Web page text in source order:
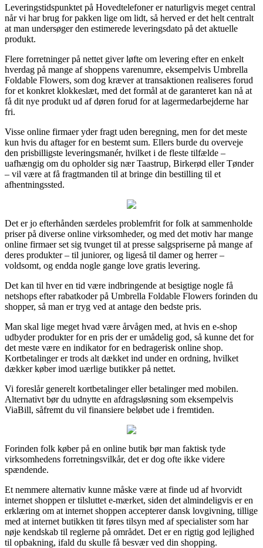
Leveringstidspunktet på Hovedtelefoner er naturligvis meget central
når vi har brug for pakken lige om lidt, så herved er det helt centralt
at man undersøger den estimerede leveringsdato på det aktuelle
produkt.
Flere forretninger på nettet giver løfte om levering efter en enkelt
hverdag på mange af shoppens varenumre, eksempelvis Umbrella
Foldable Flowers, som dog kræver at transaktionen realiseres forud
for et konkret klokkeslæt, med det formål at de garanteret kan nå at
få dit nye produkt ud af døren forud for at lagermedarbejderne har
fri.
Visse online firmaer yder fragt uden beregning, men for det meste
kun hvis du aftager for en bestemt sum. Ellers burde du overveje
den prisbilligste leveringsmanér, hvilket i de fleste tilfælde –
uafhængig om du opholder sig nær Taastrup, Birkerød eller Tønder
– vil være at få fragtmanden til at bringe din bestilling til et
afhentningssted.
Det er jo efterhånden særdeles problemfrit for folk at sammenholde
priser på diverse online virksomheder, og med det motiv har mange
online firmaer set sig tvunget til at presse salgspriserne på mange af
deres produkter – til juniorer, og ligeså til damer og herrer –
voldsomt, og endda nogle gange love gratis levering.
Det kan til hver en tid være indbringende at besigtige nogle få
netshops efter rabatkoder på Umbrella Foldable Flowers forinden du
shopper, så man er tryg ved at antage den bedste pris.
Man skal lige meget hvad være årvågen med, at hvis en e-shop
udbyder produkter for en pris der er umådelig god, så kunne det for
det meste være en indikator for en bedragerisk online shop.
Kortbetalinger er trods alt dækket ind under en ordning, hvilket
dækker køber imod uærlige butikker på nettet.
Vi foreslår generelt kortbetalinger eller betalinger med mobilen.
Alternativt bør du udnytte en afdragsløsning som eksempelvis
ViaBill, såfremt du vil finansiere beløbet ude i fremtiden.
Forinden folk køber på en online butik bør man faktisk tyde
virksomhedens forretningsvilkår, det er dog ofte ikke videre
spændende.
Et nemmere alternativ kunne måske være at finde ud af hvorvidt
internet shoppen er tilsluttet e-mærket, siden det almindeligvis er en
erklæring om at internet shoppen accepterer dansk lovgivning, tillige
med at internet butikken tit føres tilsyn med af specialister som har
nøje kendskab til reglerne på området. Det er en rigtig god lejlighed
til opbakning, ifald du skulle få besvær ved din shopping.